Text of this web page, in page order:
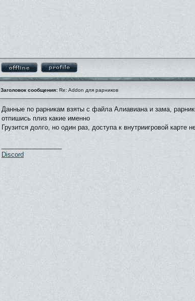
Заголовок сообщения: Re: Addon для рарников
Данные по рарникам взяты с файла Алиавиана и зама,
отпишись плиз какие именно
Грузится долго, но один раз, доступа к внутриигровой карте
Discord